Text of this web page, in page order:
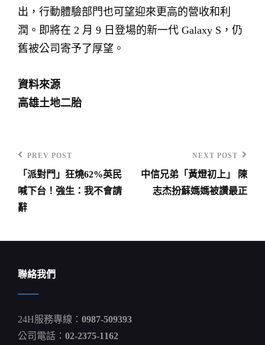
出，行動體驗部門也可望迎來更高的營收和利
潤。即將在 2 月 9 日登場的新一代 Galaxy S，仍
舊被公司寄予了厚望。
資料來源
高雄土地二胎
文
章
覽
Previous
Post
PREV POST
「派對門」狂燒62%英民
喊下台！強生：我不會請
辭
Post
NEXT POST
中信兄弟「黃燈初上」 陳
志杰扮蘇媽媽被讚最正
聯絡我們
24H服務專線： 0987-509393
公司電話： 02-2375-1162